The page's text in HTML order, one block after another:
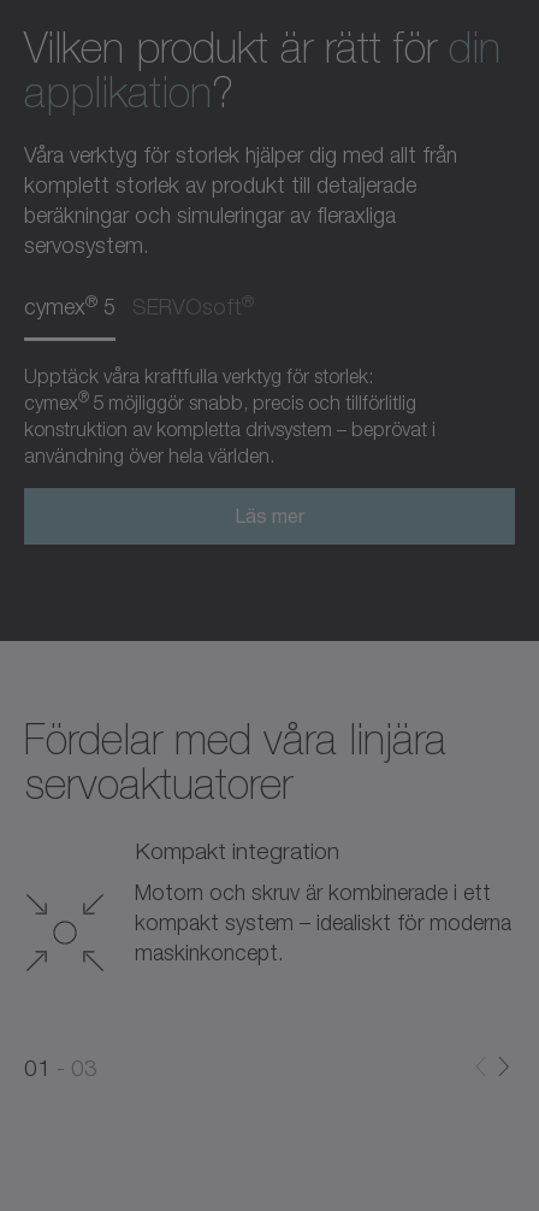
Vilken produkt är rätt för din
applikation?
Våra verktyg för storlek hjälper dig med allt från
komplett storlek av produkt till detaljerade
beräkningar och simuleringar av fleraxliga
servosystem.
cymex® 5 SERVOsoft®
Upptäck våra kraftfulla verktyg för storlek:
cymex® 5 möjliggör snabb, precis och tillförlitlig
konstruktion av kompletta drivsystem – beprövat i
användning över hela världen.
Läs mer
Fördelar med våra linjära
servoaktuatorer
Kompakt integration
Motorn och skruv är kombinerade i ett
kompakt system – idealiskt för moderna
maskinkoncept.
01
03